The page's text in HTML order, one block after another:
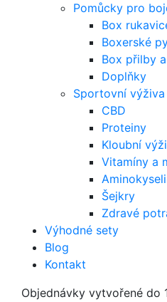
Pomůcky pro
Box
Boxerské
Box přilby
Doplňky
Sportovní výživa
CBD
Proteiny
Kloubní
Vitamíny a
Šejkry
Zdravé
Výhodné sety
Blog
Kontakt
Objednávky vytvořené do